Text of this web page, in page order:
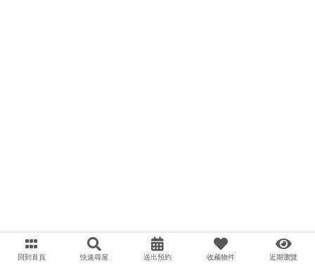
回到首頁 快速尋屋 送出預約 收藏物件 近期瀏覽